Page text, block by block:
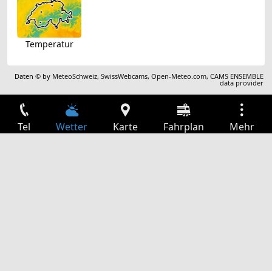
Temperatur
Daten © by MeteoSchweiz,SwissWebcams,Open-Meteo.com,CAMS ENSEMBLE
data provider
Tel Wetter Karte Fahrplan Mehr